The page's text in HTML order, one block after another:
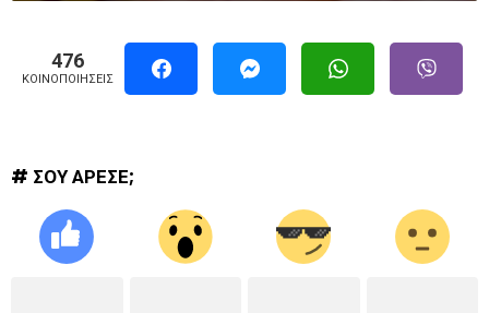
476
ΚΟΙΝΟΠΟΙΉΣΕΙΣ
# ΣΟΥ ΑΡΕΣΕ;